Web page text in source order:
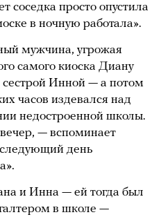
соседка просто опустила
в ночную работала».
мужчина, угрожая
самого киоска Диану
Инной — а потом
часов издевался над
недостроенной школы.
— вспоминает
день
и Инна — ей тогда был
в школе —